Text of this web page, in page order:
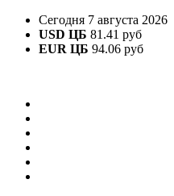
Сегодня 7 августа 2026
USD ЦБ 81.41 руб
EUR ЦБ 94.06 руб